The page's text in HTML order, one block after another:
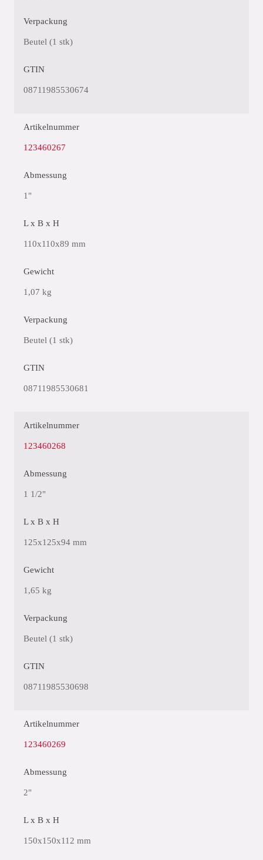
Verpackung
Beutel (1 stk)
GTIN
08711985530674
Artikelnummer
123460267
Abmessung
1"
L x B x H
110x110x89 mm
Gewicht
1,07 kg
Verpackung
Beutel (1 stk)
GTIN
08711985530681
Artikelnummer
123460268
Abmessung
1 1/2"
L x B x H
125x125x94 mm
Gewicht
1,65 kg
Verpackung
Beutel (1 stk)
GTIN
08711985530698
Artikelnummer
123460269
Abmessung
2"
L x B x H
150x150x112 mm